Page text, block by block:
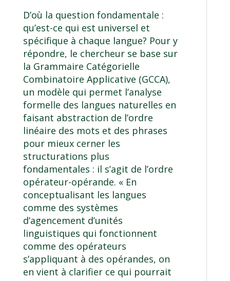
D’où la question fondamentale :
qu’est-ce qui est universel et
spécifique à chaque langue? Pour y
répondre, le chercheur se base sur
la Grammaire Catégorielle
Combinatoire Applicative (GCCA),
un modèle qui permet l’analyse
formelle des langues naturelles en
faisant abstraction de l’ordre
linéaire des mots et des phrases
pour mieux cerner les
structurations plus
fondamentales : il s’agit de l’ordre
opérateur-opérande. « En
conceptualisant les langues
comme des systèmes
d’agencement d’unités
linguistiques qui fonctionnent
comme des opérateurs
s’appliquant à des opérandes, on
en vient à clarifier ce qui pourrait